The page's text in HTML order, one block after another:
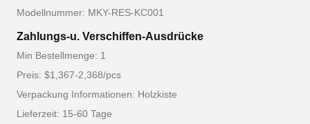
Modellnummer: MKY-RES-KC001
Zahlungs-u. Verschiffen-Ausdrücke
Min Bestellmenge: 1
Preis: $1,367-2,368/pcs
Verpackung Informationen: Holzkiste
Lieferzeit: 15-60 Tage